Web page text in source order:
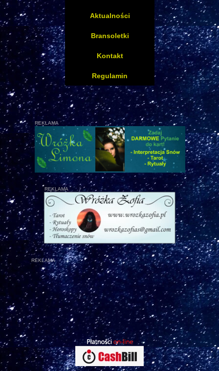
Aktualności
Bransoletki
Kontakt
Regulamin
REKLAMA
REKLAMA
REKLAMA